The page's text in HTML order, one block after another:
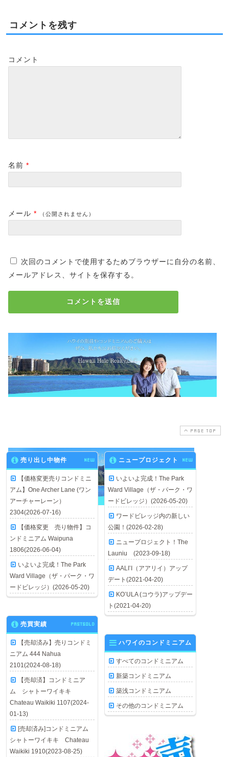
コメントを残す
コメント
名前 *
メール * （公開されません）
次回のコメントで使用するためブラウザーに自分の名前、
メールアドレス、サイトを保存する。
PAGE TOP
売り出し中物件 NEW
【価格変更売りコンドミニ
アム】One Archer Lane (ワン
アーチャーレーン）
2304(2026-07-16)
【価格変更 売り物件】コ
ンドミニアム Waipuna
1806(2026-06-04)
いよいよ完成！The Park
Ward Village（ザ・パーク・ワ
ードビレッジ）(2026-05-20)
ニュープロジェクト NEW
いよいよ完成！The Park
Ward Village（ザ・パーク・ワ
ードビレッジ）(2026-05-20)
ワードビレッジ内の新しい
公園！(2026-02-28)
ニュープロジェクト！The
Launiu (2023-09-18)
AALI’I（アアリイ）アップ
デート(2021-04-20)
KO’ULA (コウラ)アップデー
ト(2021-04-20)
売買実績 PASTSOLD
【売却済み】売りコンドミ
ニアム 444 Nahua
2101(2024-08-18)
【売却済】コンドミニア
ム シャトーワイキキ
Chateau Waikiki 1107(2024-
01-13)
[売却済み]コンドミニアム
シャトーワイキキ Chateau
Waikiki 1910(2023-08-25)
ハワイのコンドミニアム
すべてのコンドミニアム
新築コンドミニアム
築浅コンドミニアム
その他のコンドミニアム